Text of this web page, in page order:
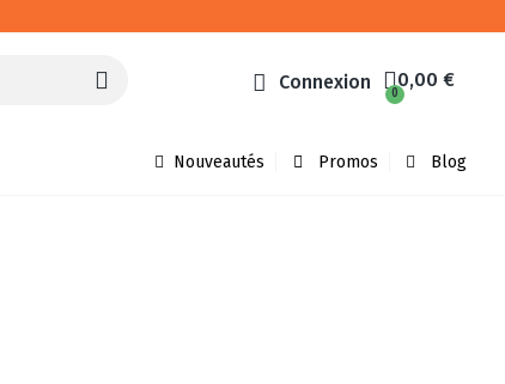
Connexion 0,00 €
Nouveautés Promos Blog